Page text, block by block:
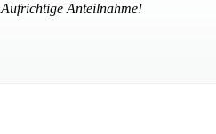
Aufrichtige Anteilnahme!